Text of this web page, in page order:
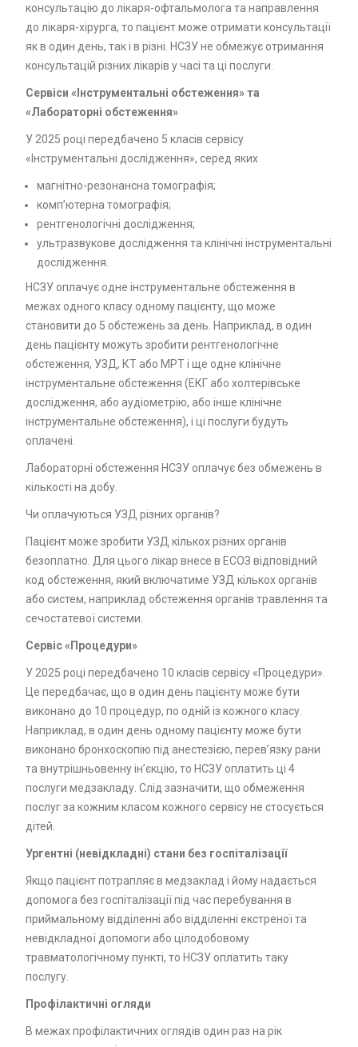
консультацію до лікаря-офтальмолога та направлення
до лікаря-хірурга, то пацієнт може отримати консультації
як в один день, так і в різні. НСЗУ не обмежує отримання
консультацій різних лікарів у часі та ці послуги.
Сервіси «Інструментальні обстеження» та
«Лабораторні обстеження»
У 2025 році передбачено 5 класів сервісу
«Інструментальні дослідження», серед яких
магнітно-резонансна томографія;
комп’ютерна томографія;
рентгенологічні дослідження;
ультразвукове дослідження та клінічні інструментальні
дослідження.
НСЗУ оплачує одне інструментальне обстеження в
межах одного класу одному пацієнту, що може
становити до 5 обстежень за день. Наприклад, в один
день пацієнту можуть зробити рентгенологічне
обстеження, УЗД, КТ або МРТ і ще одне клінічне
інструментальне обстеження (ЕКГ або холтерівське
дослідження, або аудіометрію, або інше клінічне
інструментальне обстеження), і ці послуги будуть
оплачені.
Лабораторні обстеження НСЗУ оплачує без обмежень в
кількості на добу.
Чи оплачуються УЗД різних органів?
Пацієнт може зробити УЗД кількох різних органів
безоплатно. Для цього лікар внесе в ЕСОЗ відповідний
код обстеження, який включатиме УЗД кількох органів
або систем, наприклад обстеження органів травлення та
сечостатевої системи.
Сервіс «Процедури»
У 2025 році передбачено 10 класів сервісу «Процедури».
Це передбачає, що в один день пацієнту може бути
виконано до 10 процедур, по одній із кожного класу.
Наприклад, в один день одному пацієнту може бути
виконано бронхоскопію під анестезією, перев’язку рани
та внутрішньовенну ін’єкцію, то НСЗУ оплатить ці 4
послуги медзакладу. Слід зазначити, що обмеження
послуг за кожним класом кожного сервісу не стосується
дітей.
Ургентні (невідкладні) стани без госпіталізації
Якщо пацієнт потрапляє в медзаклад і йому надається
допомога без госпіталізації під час перебування в
приймальному відділенні або відділенні екстреної та
невідкладної допомоги або цілодобовому
травматологічному пункті, то НСЗУ оплатить таку
послугу.
Профілактичні огляди
В межах профілактичних оглядів один раз на рік